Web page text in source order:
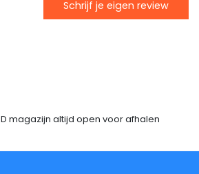
Schrijf je eigen review
magazijn altijd open voor afhalen